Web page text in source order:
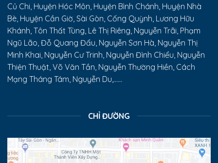
Củ Chi, Huyện Hóc Môn, Huyện Bình Chánh, Huyện Nhà
Bè, Huyện Cần Giờ, Sài Gòn, Cống Quỳnh, Lương Hữu
Khánh, Tôn Thất Tùng, Lê Thị Riêng, Nguyễn Trãi, Phạm
Ngũ Lão, Đỗ Quang Đẩu, Nguyễn Sơn Hà, Nguyễn Thị
Minh Khai, Nguyễn Cư Trinh, Nguyễn Đình Chiểu, Nguyễn
Thiện Thuật, Võ Văn Tần, Nguyễn Thường Hiền, Cách
Mạng Tháng Tám, Nguyễn Du,......
CHỈ ĐƯỜNG